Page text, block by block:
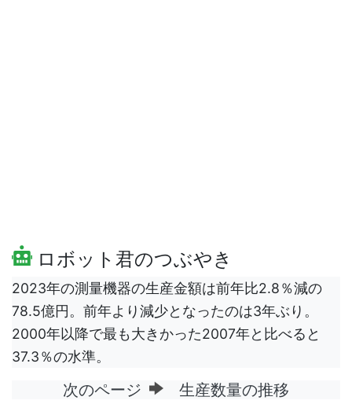
ロボット君のつぶやき
2023年の測量機器の生産金額は前年比2.8％減の
78.5億円。前年より減少となったのは3年ぶり。
2000年以降で最も大きかった2007年と比べると
37.3％の水準。
次のページ 生産数量の推移